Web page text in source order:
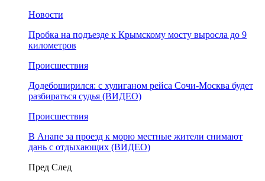
Новости
Пробка на подъезде к Крымскому мосту выросла до 9
километров
Происшествия
Додебоширился: с хулиганом рейса Сочи-Москва будет
разбираться судья (ВИДЕО)
Происшествия
В Анапе за проезд к морю местные жители снимают
дань с отдыхающих (ВИДЕО)
Пред След